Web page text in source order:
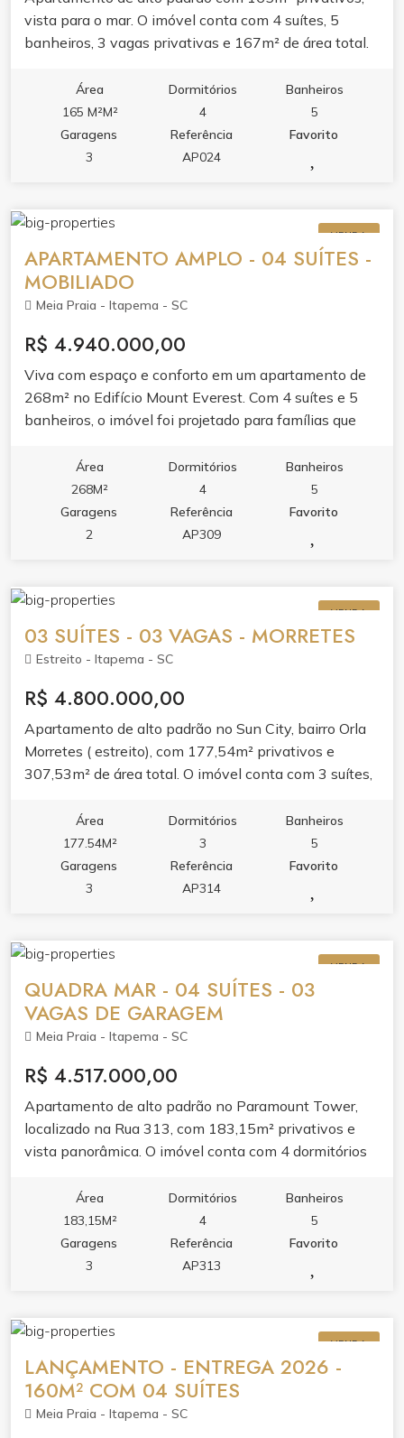
vista para o mar. O imóvel conta com 4 suítes, 5
banheiros, 3 vagas privativas e 167m² de área total.
praticidade no dia a dia. A distribuição dos ambientes
valoriza a vista para o mar e garante privacidade para
toda a família. Ideal para quem busca morar com
qualidade de vida em frente à praia.
Área
165 M²M²
Dormitórios
4
Banheiros
5
Garagens
3
Referência
AP024
Favorito
VENDA
APARTAMENTO AMPLO - 04 SUÍTES -
MOBILIADO
Meia Praia - Itapema - SC
R$ 4.940.000,00
Viva com espaço e conforto em um apartamento de
268m² no Edifício Mount Everest. Com 4 suítes e 5
banheiros, o imóvel foi projetado para famílias que
com sala de estar e jantar, junto à sacada com
churrasqueira e varanda, cria ambientes perfeitos
para receber. A cozinha planejada em porcelanato e o
apartamento bem mobiliado refletem acabamento de
academia, salão de festas, espaço gourmet, sala de
jogos e brinquedoteca. Tudo para transformar sua
rotina em experiência.
Área
268M²
Dormitórios
4
Banheiros
5
Garagens
2
Referência
AP309
Favorito
VENDA
03 SUÍTES - 03 VAGAS - MORRETES
Estreito - Itapema - SC
R$ 4.800.000,00
Apartamento de alto padrão no Sun City, bairro Orla
Morretes ( estreito), com 177,54m² privativos e
307,53m² de área total. O imóvel conta com 3 suítes,
layout valoriza o conforto com living amplo, banheira
hidromassagem e acabamento pensado para o dia a
dia. Espaço ideal para quem busca morar com
tranquilidade em um dos bairros que mais cresce em
hidromassagem na piscina, sauna, academia, sala de
jogos, salão de festas, bar e espaço gourmet.
Área
177.54M²
Dormitórios
3
Banheiros
5
Garagens
3
Referência
AP314
Favorito
VENDA
QUADRA MAR - 04 SUÍTES - 03
VAGAS DE GARAGEM
Meia Praia - Itapema - SC
R$ 4.517.000,00
Apartamento de alto padrão no Paramount Tower,
localizado na Rua 313, com 183,15m² privativos e
vista panorâmica. O imóvel conta com 4 dormitórios
269,5m² de área total. O apartamento entrega living
amplo com acabamento em gesso, sacada com
churrasqueira e vista panorâmica, integrando lazer e
conforto. Acabamento de qualidade valoriza cada
espaço gourmet, brinquedoteca, playground e hall de
individuais de água, luz e gás garantem praticidade.
Área
183,15M²
Dormitórios
4
Banheiros
5
Garagens
3
Referência
AP313
Favorito
VENDA
LANÇAMENTO - ENTREGA 2026 -
160M² COM 04 SUÍTES
Meia Praia - Itapema - SC